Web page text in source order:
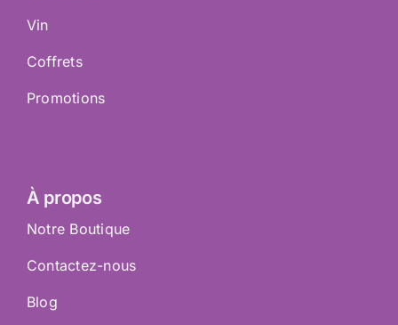
Vin
Coffrets
Promotions
À propos
Notre Boutique
Contactez-nous
Blog